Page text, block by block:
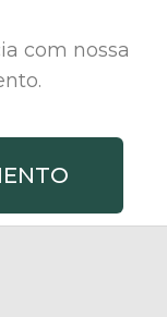
com nossa